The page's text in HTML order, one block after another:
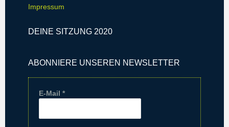
Impressum
DEINE SITZUNG 2020
ABONNIERE UNSEREN NEWSLETTER
E-Mail *